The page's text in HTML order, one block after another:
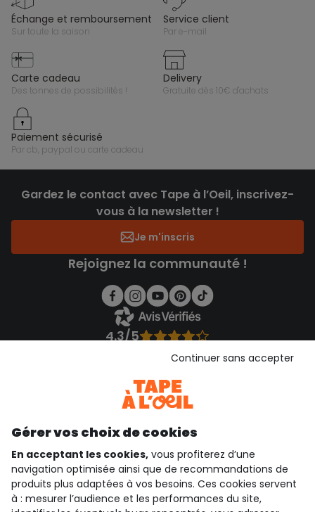
échange et remboursement
sur toute la saison
service client
par e-mail
carte cadeau
des tonnes de possibilités !
delivery
gratuite dès 10€ d'achats
paiement sécurisé
par cb, paypal ou carte cadeau
Gardez le contact avec Tape à l’Oeil, inscrivez-
vous à la newsletter !
Je m'inscris
Rejoignez la communauté !
4.3/5
Voir l’attestation de confiance
Téléchargez notre application
Découvrir notre application
qui sommes-nous ?
Gérer vos choix de cookies
En acceptant les cookies, vous profiterez d’une
navigation optimisée ainsi que de recommandations de
produits plus adaptées à vos besoins. Ces cookies servent
à : mesurer l’audience et les performances du site,
Continuer sans accepter